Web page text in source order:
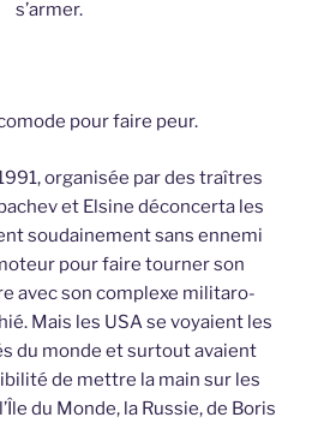
s’armer.
pour faire peur.
organisée par des traîtres
et Elsine déconcerta les
soudainement sans ennemi
pour faire tourner son
avec son complexe militaro-
Mais les USA se voyaient les
du monde et surtout avaient
de mettre la main sur les
du Monde, la Russie, de Boris